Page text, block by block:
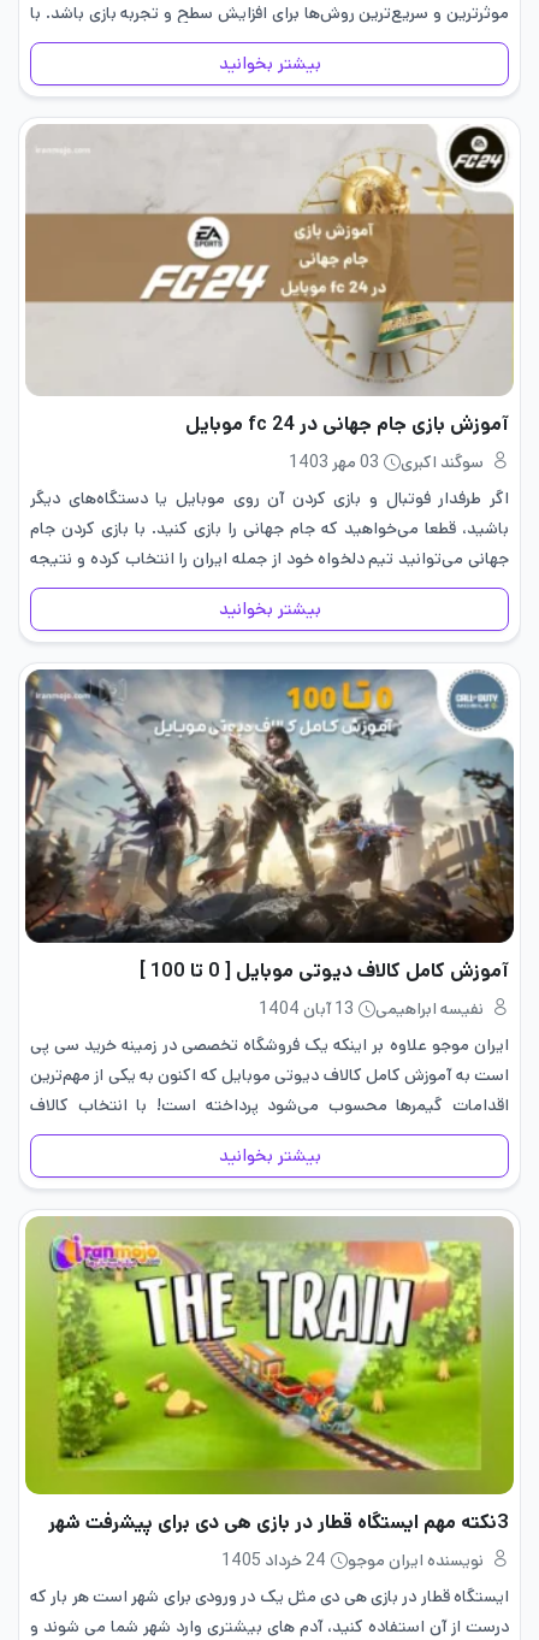
موثرترین و سریع‌ترین روش‌ها برای افزایش سطح و تجربه بازی باشد. با
استفاده…
بیشتر بخوانید
آموزش بازی جام جهانی در fc 24 موبایل
سوگند اکبری
03 مهر 1403
اگر طرفدار فوتبال و بازی کردن آن روی موبایل یا دستگاه‌های دیگر
باشید،‌ قطعا می‌خواهید که جام جهانی را بازی کنید. با بازی کردن جام
جهانی می‌توانید تیم دلخواه خود از جمله ایران را انتخاب کرده و نتیجه
مورد علاقه…
بیشتر بخوانید
آموزش کامل کالاف دیوتی موبایل [ 0 تا 100 ]
نفیسه ابراهیمی
13 آبان 1404
ایران موجو علاوه بر اینکه یک فروشگاه تخصصی در زمینه خرید سی پی
است به آموزش کامل کالاف دیوتی موبایل که اکنون به یکی از مهم‌ترین
اقدامات گیمرها محسوب می‌شود پرداخته است! با انتخاب کالاف
دیوتی به‌عنوان بهترین بازی سال،…
بیشتر بخوانید
3نکته مهم ایستگاه قطار در بازی هی دی برای پیشرفت شهر
نویسنده ایران موجو
24 خرداد 1405
ایستگاه قطار در بازی هی دی مثل یک در ورودی برای شهر است هر بار که
درست از آن استفاده کنید، آدم های بیشتری وارد شهر شما می شوند و